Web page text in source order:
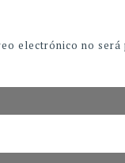
electrónico no será